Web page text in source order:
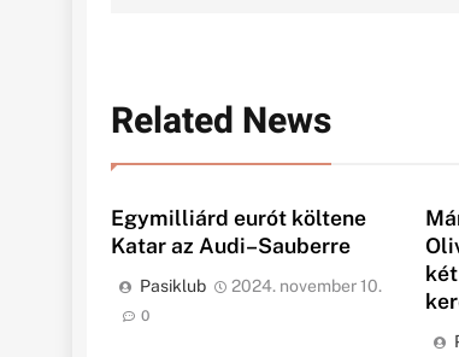
Related News
Egymilliárd eurót költene
Katar az Audi–Sauberre
Pasiklub 2024. november 10.
0